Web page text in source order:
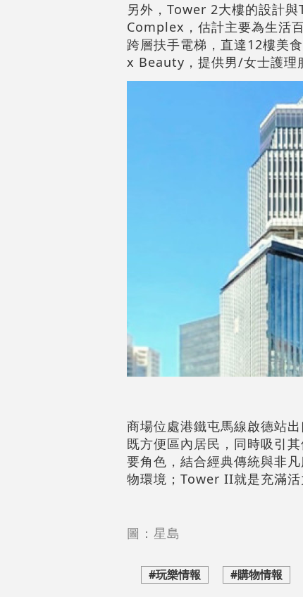
另外，Tower 2大樓的設計
Complex，估計主要為生活
跨層扶手電梯，直達12樓美
x Beauty，提供男/女士護理
商場位處港鐵屯馬線啟德站
既方便區內居民，同時吸引
要角色，結合經典傳統與非
物環境；Tower II就是充滿活
圖：星島
#玩樂情報 #購物情報